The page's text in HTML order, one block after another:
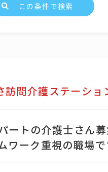
この条件で検索
訪問介護ステーショ
ートの介護士さん
ワーク重視の職場